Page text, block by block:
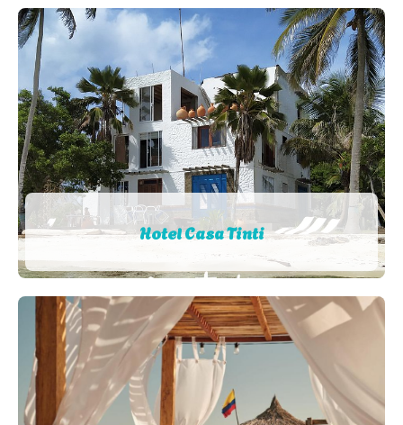
Hotel Casa Tinti